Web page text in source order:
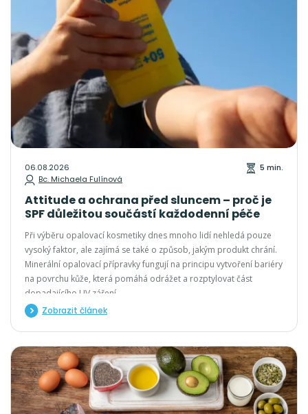
06.08.2026
Bc. Michaela Fulínová
5 min.
Attitude a ochrana před sluncem – proč je
SPF důležitou součástí každodenní péče
Při výběru opalovací kosmetiky dnes mnoho lidí nehledá pouze
vysoký faktor, ale zajímá se také o způsob, jakým produkt chrání.
Minerální opalovací přípravky fungují na principu vytvoření bariéry
na povrchu kůže, která pomáhá odrážet a rozptylovat část
dopadajícího UV záření.
Zobrazit článek